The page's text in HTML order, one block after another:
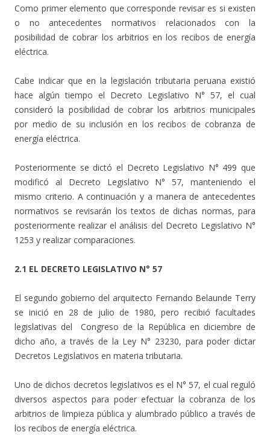
Como primer elemento que corresponde revisar es si existen
o no antecedentes normativos relacionados con la
posibilidad de cobrar los arbitrios en los recibos de energía
eléctrica.
Cabe indicar que en la legislación tributaria peruana existió
hace algún tiempo el Decreto Legislativo N° 57, el cual
consideró la posibilidad de cobrar los arbitrios municipales
por medio de su inclusión en los recibos de cobranza de
energía eléctrica.
Posteriormente se dictó el Decreto Legislativo N° 499 que
modificó al Decreto Legislativo N° 57, manteniendo el
mismo criterio. A continuación y a manera de antecedentes
normativos se revisarán los textos de dichas normas, para
posteriormente realizar el análisis del Decreto Legislativo N°
1253 y realizar comparaciones.
2.1 EL DECRETO LEGISLATIVO N° 57
El segundo gobierno del arquitecto Fernando Belaunde Terry
se inició en 28 de julio de 1980, pero recibió facultades
legislativas del Congreso de la República en diciembre de
dicho año, a través de la Ley N° 23230, para poder dictar
Decretos Legislativos en materia tributaria.
Uno de dichos decretos legislativos es el N° 57, el cual reguló
diversos aspectos para poder efectuar la cobranza de los
arbitrios de limpieza pública y alumbrado público a través de
los recibos de energía eléctrica.